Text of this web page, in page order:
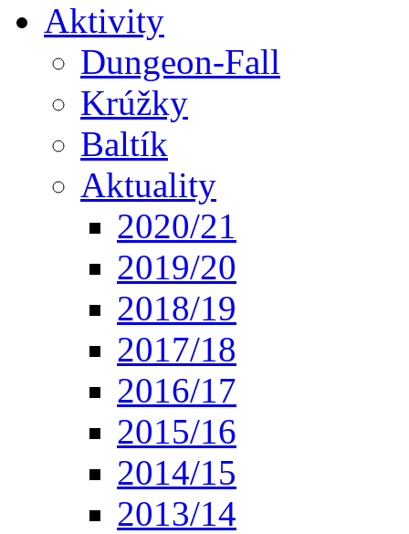
Aktivity
Dungeon-Fall
Krúžky
Baltík
Aktuality
2020/21
2019/20
2018/19
2017/18
2016/17
2015/16
2014/15
2013/14